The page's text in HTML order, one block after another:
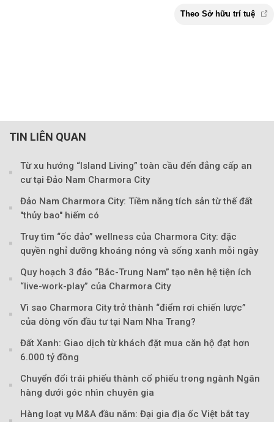
Theo Sở hữu trí
TIN LIÊN QUAN
Từ xu hướng “Island Living” toàn cầu đến đẳng cấp an
cư tại Đảo Nam Charmora City
Đảo Nam Charmora City: Tiềm năng tích sản từ thế đất
"thủy bao" hiếm có
Truy tìm “ốc đảo” wellness của Charmora City: đặc
quyền nghỉ dưỡng khoáng nóng và sống xanh mỗi ngày
Quy hoạch 3 đảo “Bắc-Trung Nam” tạo nên hệ tiện ích
“live-work-play” của Charmora City
Vì sao Charmora City trở thành “điểm rơi chiến lược”
của dòng vốn đầu tư tại Nam Nha Trang?
Đất Xanh: Giao dịch từ khách đặt mua căn hộ đạt hơn
6.000 tỷ đồng
Chuyển đổi trái phiếu thành cổ phiếu trong ngành Ngân
hàng dưới góc nhìn chuyên gia
Hàng loạt vụ M&A đầu năm: Đại gia địa ốc Việt bắt tay